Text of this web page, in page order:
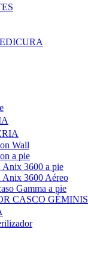
Wall
a pie
Anix 3600 a pie
Anix 3600 Aéreo
Gamma a pie
CASCO GÉMINIS